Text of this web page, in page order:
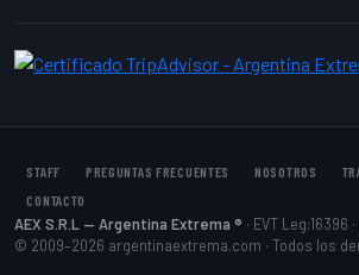
STAFF PREGUNTAS FRECUENTES NOSOTROS
CONTACTO
AEX S.R.L — Argentina Extrema ® · EVT Leg:16396
© 2009–2026 argentinaextrema.com · Todos los